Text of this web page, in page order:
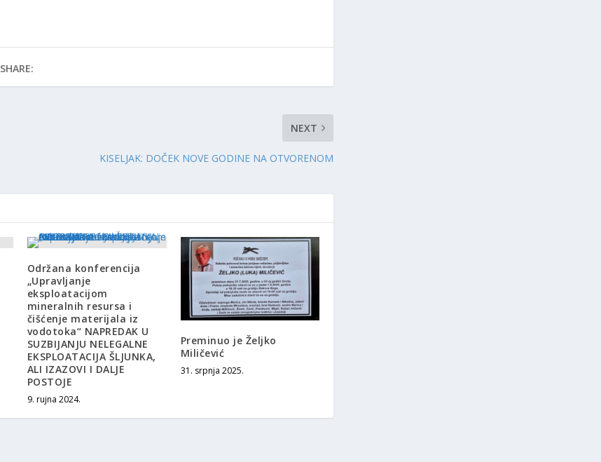
SHARE:
NEXT
KISELJAK: DOČEK NOVE GODINE NA OTVORENOM
Održana konferencija
„Upravljanje
eksploatacijom
mineralnih resursa i
čišćenje materijala iz
vodotoka“ NAPREDAK U
SUZBIJANJU NELEGALNE
EKSPLOATACIJA ŠLJUNKA,
ALI IZAZOVI I DALJE
POSTOJE
9. rujna 2024.
Preminuo je Željko
Miličević
31. srpnja 2025.